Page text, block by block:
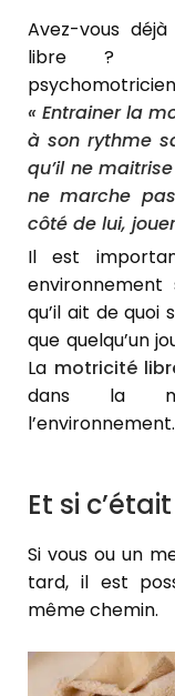
Avez-vous
libre
« Entrainer la
à son rythme
qu’il ne
ne marche
côté de lui,
Il est
environnement
qu’il ait de quoi
que quelqu’un
La motricité
dans la
l’environnement.
Et si
Si vous ou un
tard, il est
même chemin.